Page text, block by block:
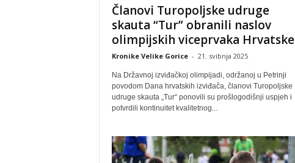
Članovi Turopoljske udruge
skauta “Tur” obranili naslov
olimpijskih viceprvaka Hrvatske
Kronike Velike Gorice - 21. svibnja 2025
Na Državnoj izviđačkoj olimpijadi, održanoj u Petrinji
povodom Dana hrvatskih izviđača, članovi Turopoljske
udruge skauta „Tur“ ponovili su prošlogodišnji uspjeh i
potvrdili kontinuitet kvalitetnog...